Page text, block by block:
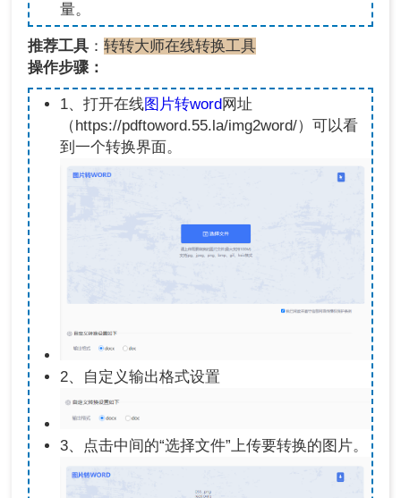
量。
推荐工具 ：转转大师在线转换工具
操作步骤：
1、打开在线图片转word 网址
（https://pdftoword.55.la/img2word/）可以看
到一个转换界面。
2、自定义输出格式设置
3、点击中间的“选择文件”上传要转换的图片。